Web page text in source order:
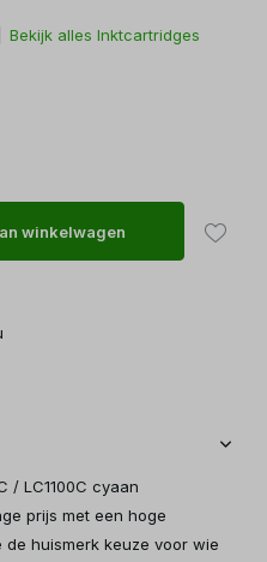
Bekijk alles Inktcartridges
winkelwagen
/ LC1100C cyaan
prijs met een hoge
huismerk keuze voor wie